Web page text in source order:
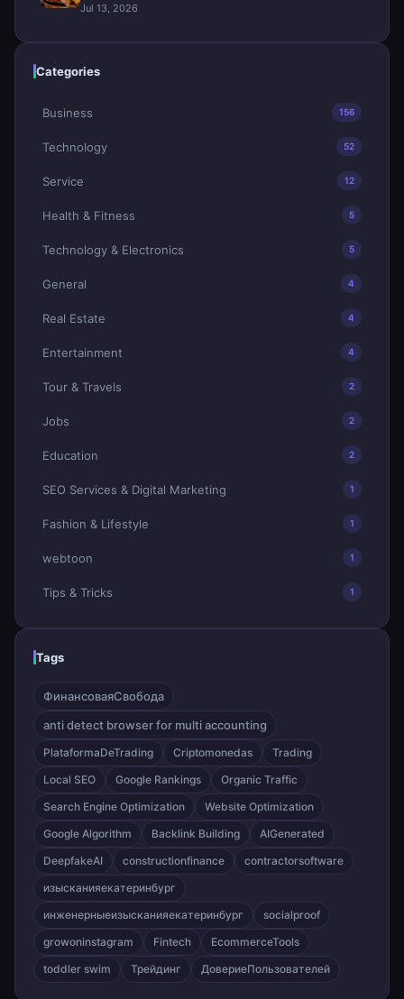
Jul 13, 2026
Categories
Business 156
Technology 52
Service 12
Health & Fitness 5
Technology & Electronics 5
General 4
Real Estate 4
Entertainment 4
Tour & Travels 2
Jobs 2
Education 2
SEO Services & Digital Marketing 1
Fashion & Lifestyle 1
webtoon 1
Tips & Tricks 1
Tags
ФинансоваяСвобода
anti detect browser for multi accounting
PlataformaDeTrading Criptomonedas
Trading
Local SEO
Google Rankings
Organic Traffic
Search Engine Optimization
Website Optimization
Google Algorithm
Backlink Building
AIGenerated
DeepfakeAI
constructionfinance
contractorsoftware
изысканияекатеринбург
инженерныеизысканияекатеринбург
socialproof
growoninstagram
Fintech
EcommerceTools
toddler swim
Трейдинг ДовериеПользователей